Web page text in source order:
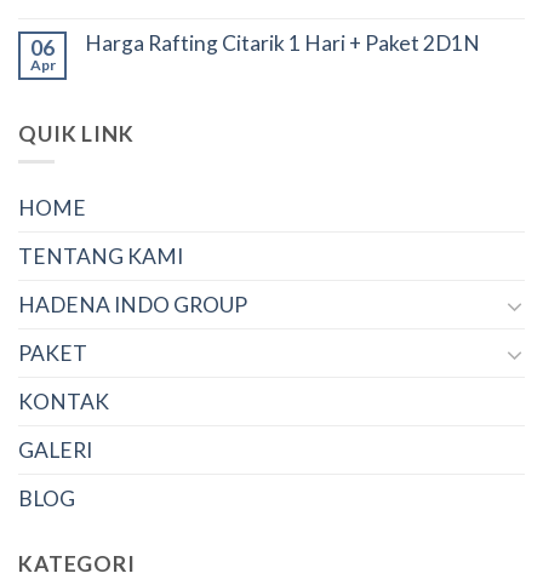
06
Apr
Harga Rafting Citarik 1 Hari + Paket 2D1N
QUIK LINK
HOME
TENTANG KAMI
HADENA INDO GROUP
PAKET
KONTAK
GALERI
BLOG
KATEGORI